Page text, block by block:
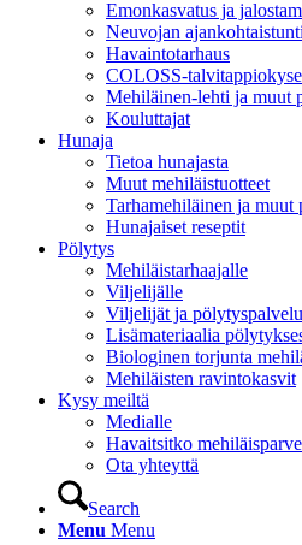
Emonkasvatus ja
Neuvojan ajankohtaistunti
Havaintotarhaus
COLOSS-
Mehiläinen-lehti ja muut
Kouluttajat
Hunaja
Tietoa hunajasta
Muut mehiläistuotteet
Tarhamehiläinen ja muut
Hunajaiset reseptit
Pölytys
Mehiläistarhaajalle
Viljelijälle
Viljelijät ja
Lisämateriaalia
Biologinen torjunta
Mehiläisten ravintokasvit
Kysy meiltä
Medialle
Havaitsitko
Ota yhteyttä
Search
Menu Menu